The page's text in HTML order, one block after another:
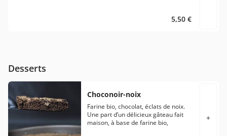
5,50 €
Desserts
Choconoir-noix
Farine bio, chocolat, éclats de noix.
Une part d’un délicieux gâteau fait
maison, à base de farine bio,
+